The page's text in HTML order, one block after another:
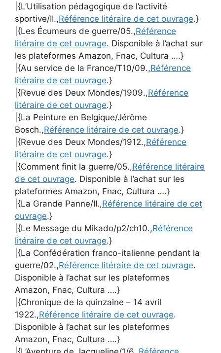
|{L’Utilisation pédagogique de l’activité
sportive/II.,Référence litéraire de cet ouvrage.}
|{Les Écumeurs de guerre/05.,Référence
litéraire de cet ouvrage. Disponible à l’achat sur
les plateformes Amazon, Fnac, Cultura ….}
|{Au service de la France/T10/09.,Référence
litéraire de cet ouvrage.}
|{Revue des Deux Mondes/1909.,Référence
litéraire de cet ouvrage.}
|{La Peinture en Belgique/Jérôme
Bosch.,Référence litéraire de cet ouvrage.}
|{Revue des Deux Mondes/1912.,Référence
litéraire de cet ouvrage.}
|{Comment finit la guerre/05.,Référence litéraire
de cet ouvrage. Disponible à l’achat sur les
plateformes Amazon, Fnac, Cultura ….}
|{La Grande Panne/II.,Référence litéraire de cet
ouvrage.}
|{Le Message du Mikado/p2/ch10.,Référence
litéraire de cet ouvrage.}
|{La Confédération franco-italienne pendant la
guerre/02.,Référence litéraire de cet ouvrage.
Disponible à l’achat sur les plateformes
Amazon, Fnac, Cultura ….}
|{Chronique de la quinzaine – 14 avril
1922.,Référence litéraire de cet ouvrage.
Disponible à l’achat sur les plateformes
Amazon, Fnac, Cultura ….}